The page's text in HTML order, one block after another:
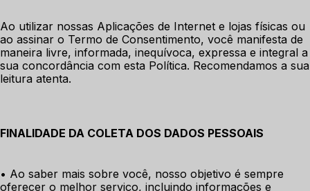
Ao utilizar nossas Aplicações de Internet e lojas físicas ou
ao assinar o Termo de Consentimento, você manifesta de
maneira livre, informada, inequívoca, expressa e integral a
sua concordância com esta Política. Recomendamos a sua
leitura atenta.
FINALIDADE DA COLETA DOS DADOS PESSOAIS
• Ao saber mais sobre você, nosso objetivo é sempre
oferecer o melhor serviço, incluindo informações e